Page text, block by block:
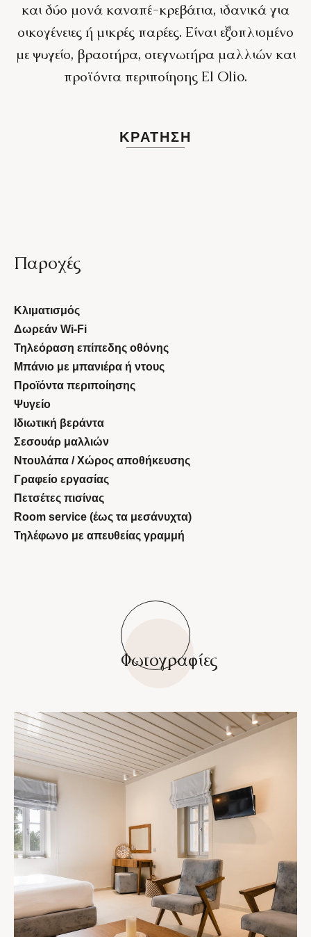
και δύο μονά καναπέ-κρεβάτια, ιδανικά για
οικογένειες ή μικρές παρέες. Είναι εξοπλισμένο
με ψυγείο, βραστήρα, στεγνωτήρα μαλλιών και
προϊόντα περιποίησης El Olio.
ΚΡΆΤΗΣΗ
Παροχές
Κλιματισμός
Δωρεάν Wi-Fi
Τηλεόραση επίπεδης οθόνης
Μπάνιο με μπανιέρα ή ντους
Προϊόντα περιποίησης
Ψυγείο
Ιδιωτική βεράντα
Σεσουάρ μαλλιών
Ντουλάπα / Χώρος αποθήκευσης
Γραφείο εργασίας
Πετσέτες πισίνας
Room service (έως τα μεσάνυχτα)
Τηλέφωνο με απευθείας γραμμή
Φωτογραφίες